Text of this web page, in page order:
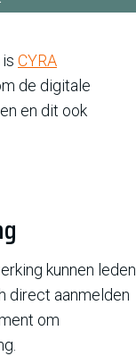
CYRA
de digitale
en dit ook
kunnen leden
direct aanmelden
om